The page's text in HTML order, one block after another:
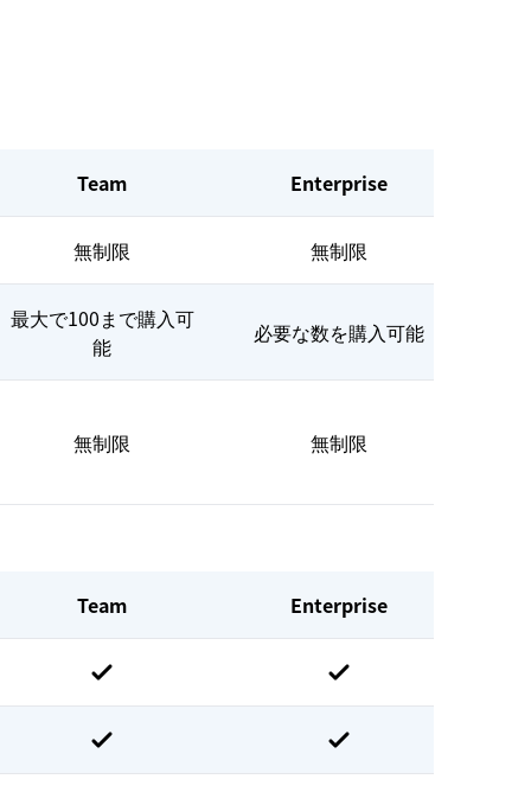
Team Enterprise
無制限 無制限
最大で100まで購入可
能
必要な数を購入可能
無制限 無制限
Team Enterprise